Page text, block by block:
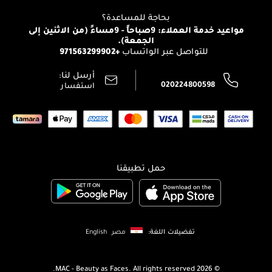
الإرجاع
الوظائف
الشروط و الأحكام
بحاجة للمساعدة؟
مواعيد خدمة العملاء: 9صباحاً - 9مساءً (من الاثنين إلى
الجمعة).
للتواصل عبر الواتساب+971563299902
020224800598
أرسل لنا:
استفسار
حمل تطبيقنا
تفضيلات اللغة: مصر English
2026 ©
MAC - Beauty as Faces. All rights reserved.